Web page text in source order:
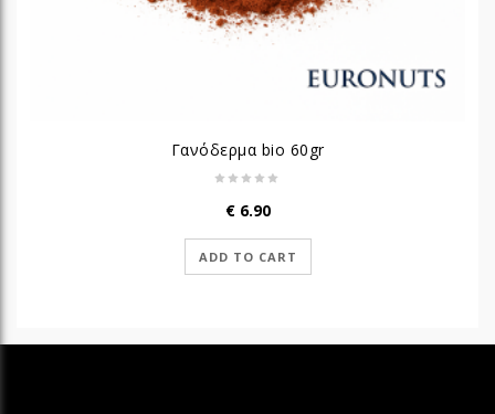
Γανόδερμα bio 60gr
€6.90
ADD TO CART